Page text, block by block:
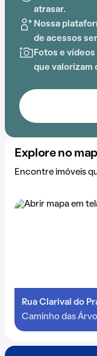
na área comum,
busca conforto e
A proximidade
Crescer,
experiência.
atrasar.
Nossa
de acessos
Fotos e
que valorizam
Explore no
Encontre imóveis
Rua Clarival do
Caminho das